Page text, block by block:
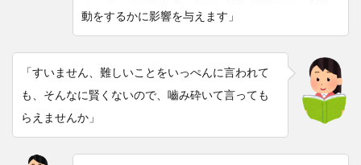
動をするかに影響を与えます」
「すいません、難しいことをいっぺんに言われて
も、そんなに賢くないので、嚙み砕いて言っても
らえませんか」